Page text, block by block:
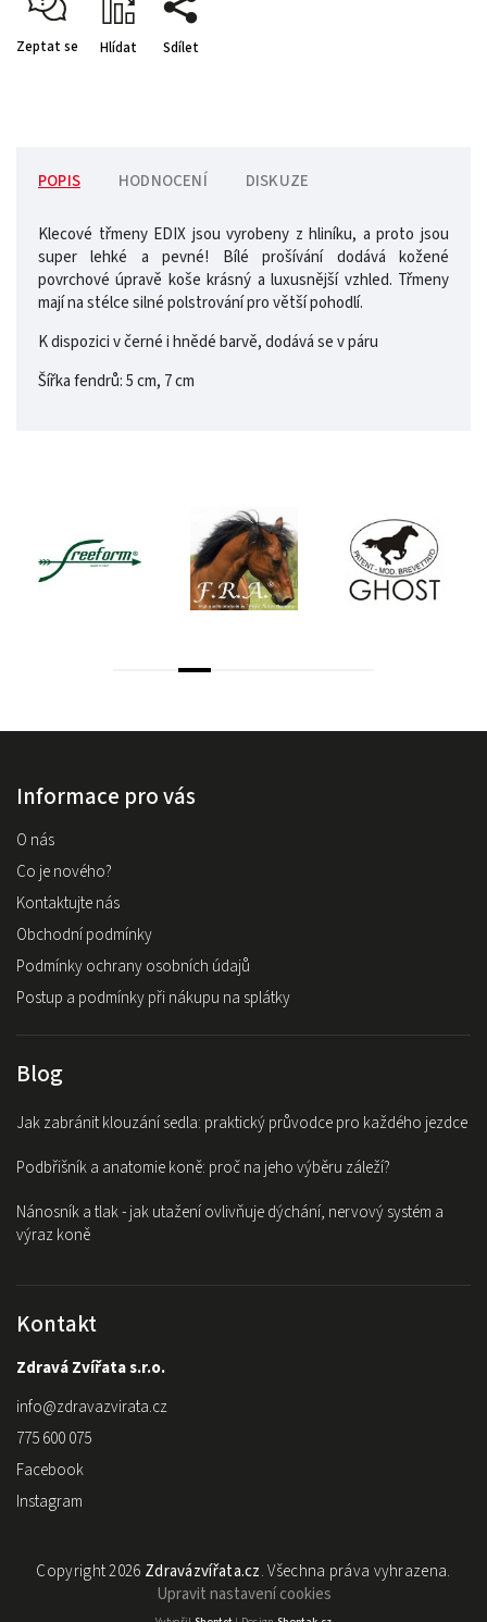
Zeptat se Hlídat Sdílet
POPIS HODNOCENÍ DISKUZE
Klecové třmeny EDIX jsou vyrobeny z hliníku, a proto jsou
super lehké a pevné! Bílé prošívání dodává kožené
povrchové úpravě koše krásný a luxusnější vzhled. Třmeny
mají na stélce silné polstrování pro větší pohodlí.
K dispozici v černé i hnědé barvě, dodává se v páru
Šířka fendrů: 5 cm, 7 cm
Informace pro vás
O nás
Co je nového?
Kontaktujte nás
Obchodní podmínky
Podmínky ochrany osobních údajů
Postup a podmínky při nákupu na splátky
Blog
Jak zabránit klouzání sedla: praktický průvodce pro každého jezdce
Podbřišník a anatomie koně: proč na jeho výběru záleží?
Nánosník a tlak - jak utažení ovlivňuje dýchání, nervový systém a
výraz koně
Kontakt
Zdravá Zvířata s.r.o.
info@zdravazvirata.cz
775 600 075
Facebook
Instagram
Copyright 2026 Zdravázvířata.cz. Všechna práva vyhrazena.
Upravit nastavení cookies